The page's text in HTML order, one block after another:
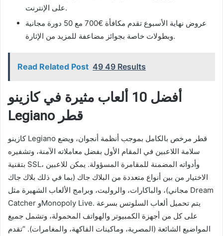
على الإنترنت.
عروض نهاية الأسبوع تقدم مكافأة €700 مع 50 دورة مجانية
وبطولات خاصة بجوائز مضاعفة للمزيد من الإثارة.
Read Related Post 49 49 Results
أفضل 10 ألعاب مثيرة في كازينو
Legiano قطر
كازينو Legiano قطر مرخص بالكامل بموجب أنظمة أنجوان، ويضع
سلامة اللاعبين في المقام الأول بفضل معاملاته الآمنة، وتشفيره
بتقنية SSL، وأدواته المضمنة للمقامرة المسؤولة. يمكن للاعبين
الاختيار من بين أنواع متعددة من البلاك جاك (بما في ذلك بلاك جاك
مجاني)، والباكارات، والروليت، وبرامج الألعاب الشهيرة مثل Dream
Catcher وMonopoly Live. يتم تحميل ألعاب السلوتس بسرعة
على كل من أجهزة الكمبيوتر والهواتف المحمولة، وتشمل جميع
المواضيع الشائعة (المصرية، وماكينات الفاكهة، والمغامرات). “تقدم